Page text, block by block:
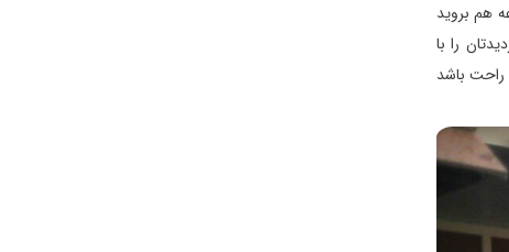
هم بروید
را با
راحت باشد